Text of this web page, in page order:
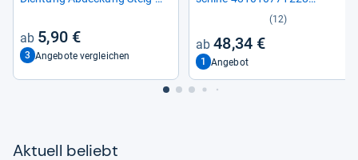
481253029331
5,90 €
3 Angebote vergleichen
C00446909 Whirl­pool
(12)
48,34 €
1 Angebot
Aktu­ell beliebt